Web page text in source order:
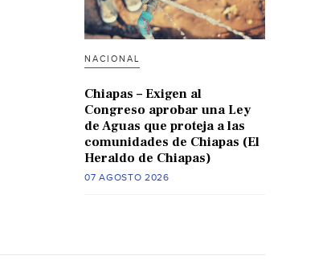
NACIONAL
Chiapas – Exigen al
Congreso aprobar una Ley
de Aguas que proteja a las
comunidades de Chiapas (El
Heraldo de Chiapas)
07 AGOSTO 2026